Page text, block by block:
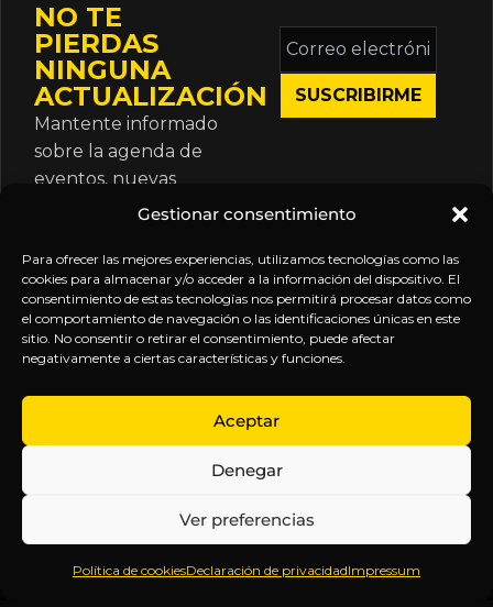
Gestionar consentimiento
Para ofrecer las mejores experiencias, utilizamos tecnologías como las
cookies para almacenar y/o acceder a la información del dispositivo. El
consentimiento de estas tecnologías nos permitirá procesar datos como
el comportamiento de navegación o las identificaciones únicas en este
sitio. No consentir o retirar el consentimiento, puede afectar
negativamente a ciertas características y funciones.
Aceptar
Denegar
Ver preferencias
Política de cookiesDeclaración de privacidadImpressum
NO TE
PIERDAS
NINGUNA
ACTUALIZACIÓN
Mantente informado
sobre la agenda de
eventos, nuevas
publicaciones y
suscripción.
Correo
electrónico
*
Inteligencia
Anticipándonos
EXPLORA
Inicio
Sobre
Contenido
Webinars
LEGAL
Política
de
Términos y
Aviso
SÍGUENOS